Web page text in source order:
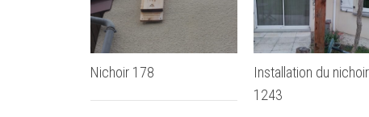
Nichoir 178
Installation du nichoir
1243